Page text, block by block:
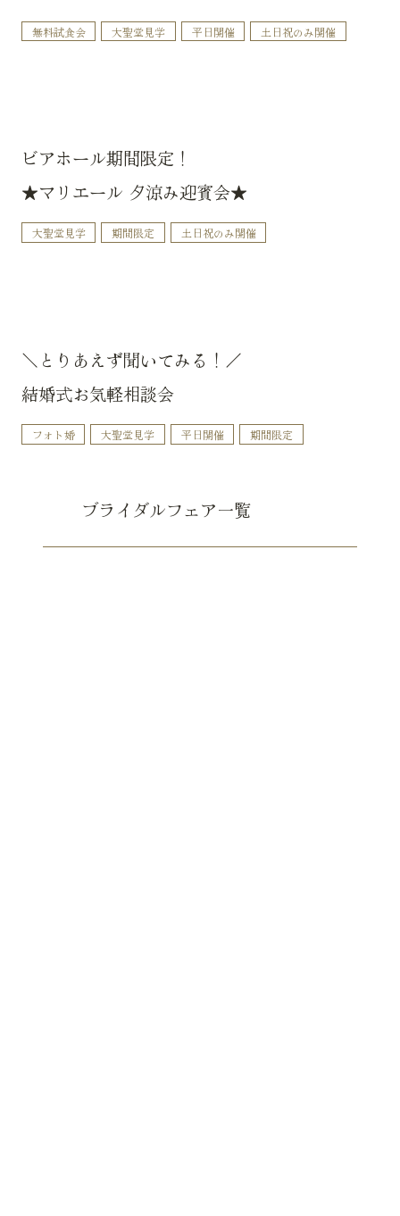
無料試食会 大聖堂見学 平日開催 土日祝のみ開催
ビアホール期間限定！
★マリエール 夕涼み迎賓会★
大聖堂見学 期間限定 土日祝のみ開催
＼とりあえず聞いてみる！／
結婚式お気軽相談会
フォト婚 大聖堂見学 平日開催 期間限定
ブライダルフェア一覧